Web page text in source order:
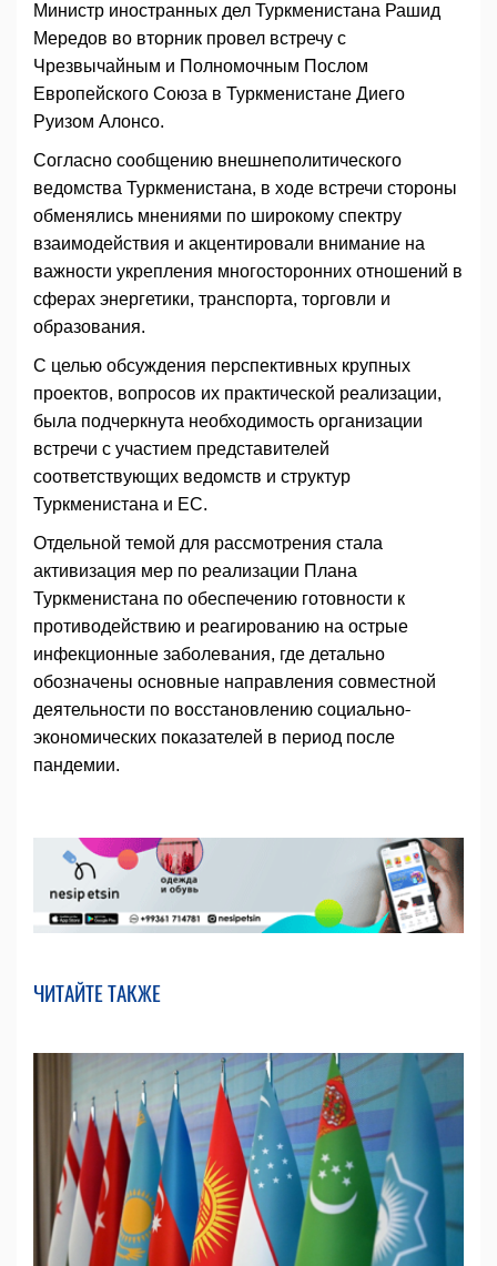
Министр иностранных дел Туркменистана Рашид
Мередов во вторник провел встречу с
Чрезвычайным и Полномочным Послом
Европейского Союза в Туркменистане Диего
Руизом Алонсо.
Согласно сообщению внешнеполитического
ведомства Туркменистана, в ходе встречи стороны
обменялись мнениями по широкому спектру
взаимодействия и акцентировали внимание на
важности укрепления многосторонних отношений в
сферах энергетики, транспорта, торговли и
образования.
С целью обсуждения перспективных крупных
проектов, вопросов их практической реализации,
была подчеркнута необходимость организации
встречи с участием представителей
соответствующих ведомств и структур
Туркменистана и ЕС.
Отдельной темой для рассмотрения стала
активизация мер по реализации Плана
Туркменистана по обеспечению готовности к
противодействию и реагированию на острые
инфекционные заболевания, где детально
обозначены основные направления совместной
деятельности по восстановлению социально-
экономических показателей в период после
пандемии.
ЧИТАЙТЕ ТАКЖЕ